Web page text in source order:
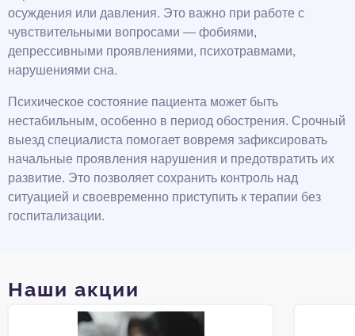
осуждения или давления. Это важно при работе с
чувствительными вопросами — фобиями,
депрессивными проявлениями, психотравмами,
нарушениями сна.
Психическое состояние пациента может быть
нестабильным, особенно в период обострения. Срочный
выезд специалиста помогает вовремя зафиксировать
начальные проявления нарушения и предотвратить их
развитие. Это позволяет сохранить контроль над
ситуацией и своевременно приступить к терапии без
госпитализации.
Наши акции